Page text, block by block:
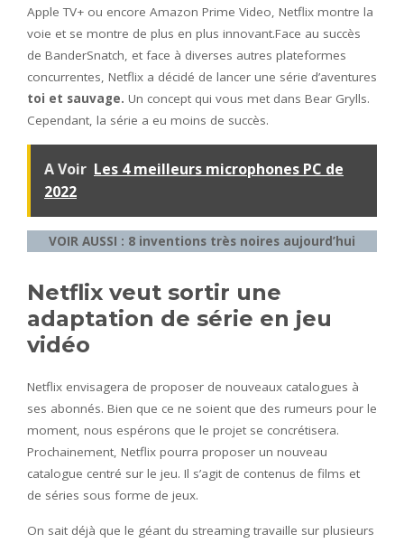
Apple TV+ ou encore Amazon Prime Video, Netflix montre la
voie et se montre de plus en plus innovant.Face au succès
de BanderSnatch, et face à diverses autres plateformes
concurrentes, Netflix a décidé de lancer une série d’aventures
toi et sauvage. Un concept qui vous met dans Bear Grylls.
Cependant, la série a eu moins de succès.
A Voir Les 4 meilleurs microphones PC de
2022
VOIR AUSSI : 8 inventions très noires aujourd’hui
Netflix veut sortir une
adaptation de série en jeu
vidéo
Netflix envisagera de proposer de nouveaux catalogues à
ses abonnés. Bien que ce ne soient que des rumeurs pour le
moment, nous espérons que le projet se concrétisera.
Prochainement, Netflix pourra proposer un nouveau
catalogue centré sur le jeu. Il s’agit de contenus de films et
de séries sous forme de jeux.
On sait déjà que le géant du streaming travaille sur plusieurs